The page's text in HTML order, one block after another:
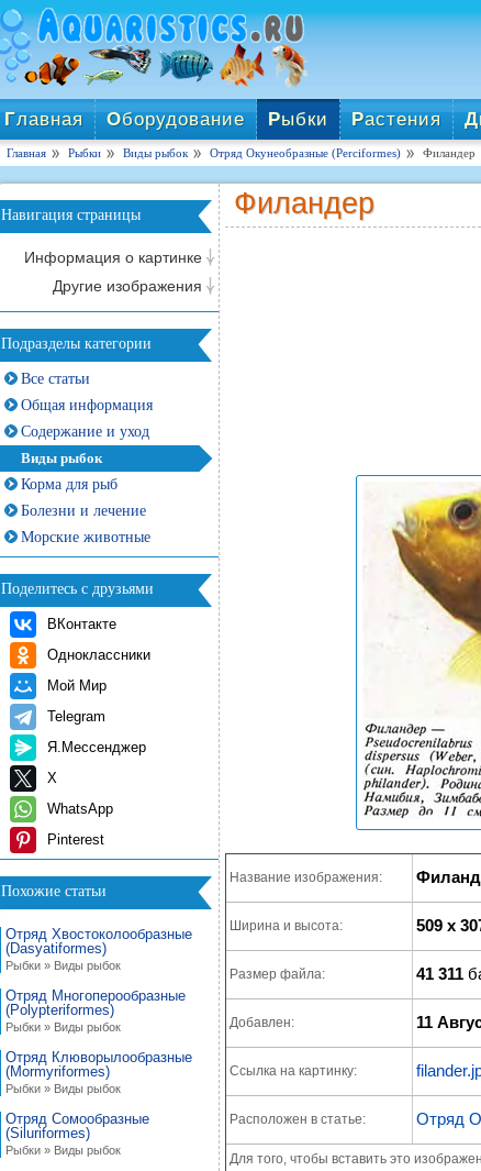
Главная Оборудование Рыбки Растения Д
Главная Рыбки Виды рыбок Отряд Окунеобразные (Perciformes) Филандер
Навигация страницы
Информация о картинке
Другие изображения
Подразделы категории
Все статьи
Общая информация
Содержание и уход
Виды рыбок
Корма для рыб
Болезни и лечение
Морские животные
Поделитесь с друзьями
ВКонтакте
Одноклассники
Мой Мир
Telegram
Я.Мессенджер
X
WhatsApp
Pinterest
Похожие статьи
Отряд Хвостоколообразные
(Dasyatiformes)
Рыбки » Виды рыбок
Отряд Многоперообразные
(Polypteriformes)
Рыбки » Виды рыбок
Отряд Клюворылообразные
(Mormyriformes)
Рыбки » Виды рыбок
Отряд Сомообразные
(Siluriformes)
Рыбки » Виды рыбок
Филандер
Название изображения:
Ширина и высота: 509 x
Размер файла: 41 311
Добавлен: 11
Ссылка на картинку:
Расположен в статье: Отряд
Для того, чтобы вставить это